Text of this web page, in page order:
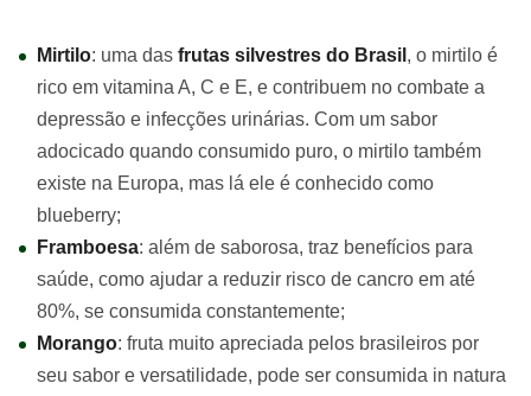
Mirtilo: uma das frutas silvestres do Brasil , o mirtilo é
rico em vitamina A, C e E, e contribuem no combate a
depressão e infecções urinárias. Com um sabor
adocicado quando consumido puro, o mirtilo também
existe na Europa, mas lá ele é conhecido como
blueberry;
Framboesa: além de saborosa, traz benefícios para
saúde, como ajudar a reduzir risco de cancro em até
80%, se consumida constantemente;
Morango: fruta muito apreciada pelos brasileiros por
seu sabor e versatilidade, pode ser consumida in natura